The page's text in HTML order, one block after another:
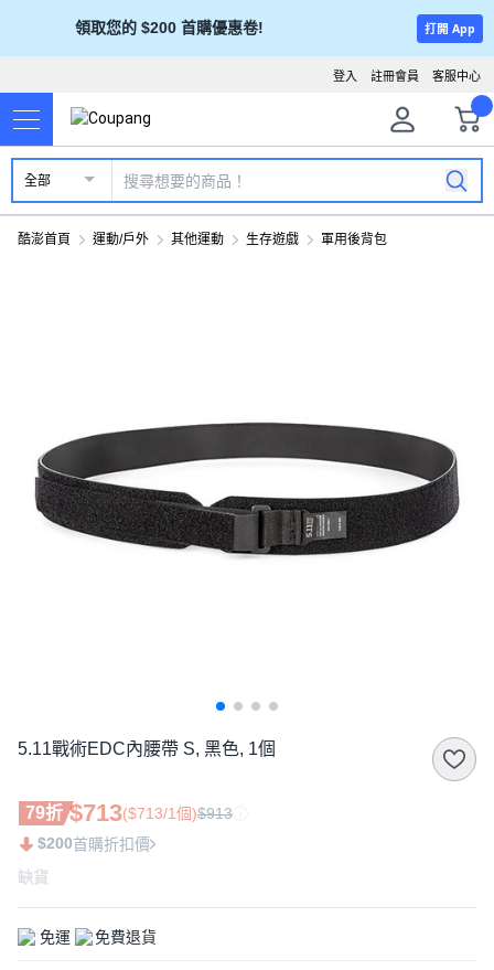
領取您的 $200 首購優惠卷! 打開 App
客服中心
註冊會員
登入
全部
酷澎首頁 運動/戶外 其他運動 生存遊戲 軍用後背包
5.11戰術EDC內腰帶 S, 黑色, 1個
79折 $713($713/1個)$913
$200首購折扣價
缺貨
免運 免費退貨